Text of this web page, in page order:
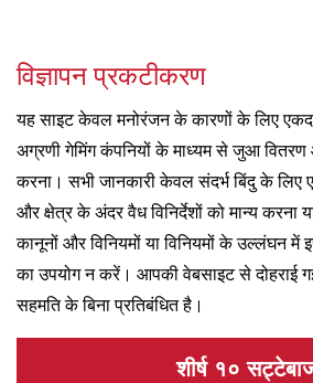
विज्ञापन प्रकटीकरण
यह साइट केवल मनोरंजन के कारणों के लिए
अग्रणी गेमिंग कंपनियों के माध्यम से जुआ
करना। सभी जानकारी केवल संदर्भ बिंदु के लिए
और क्षेत्र के अंदर वैध विनिर्देशों को मान्य करना
कानूनों और विनियमों या विनियमों के उल्लंघन में
का उपयोग न करें। आपकी वेबसाइट से दोहराई गई
सहमति के बिना प्रतिबंधित है।
शीर्ष १०